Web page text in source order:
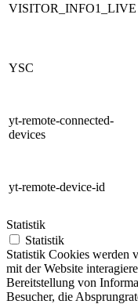
VISITOR_INFO1_LIVE
YSC
yt-remote-connected-
devices
yt-remote-device-id
Statistik
Statistik
Statistik Cookies werden
mit der Website
Bereitstellung von
Besucher, die